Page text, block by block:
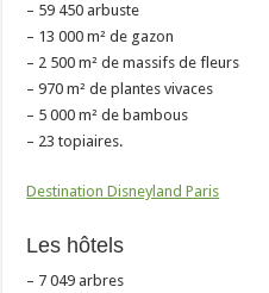
– 59 450 arbuste
– 13 000 m² de gazon
– 2 500 m² de massifs de fleurs
– 970 m² de plantes vivaces
– 5 000 m² de bambous
– 23 topiaires.
Destination Disneyland Paris
Les hôtels
– 7 049 arbres